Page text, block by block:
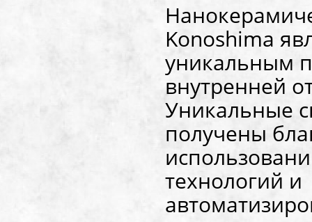
Konoshima
уникальным
внутренней
Уникальные
получены
технологий и